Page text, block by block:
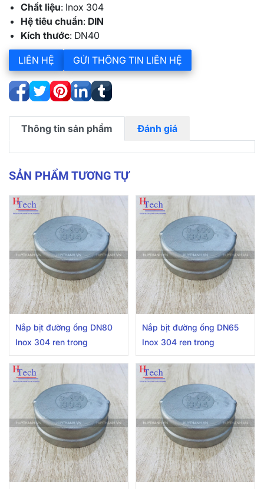
Chất liệu: Inox 304
Hệ tiêu chuẩn: DIN
Kích thước: DN40
LIÊN HỆ GỬI THÔNG TIN LIÊN HỆ
Thông tin sản phẩm Đánh giá
SẢN PHẨM TƯƠNG TỰ
Nắp bịt đường ống DN80
Inox 304 ren trong
Nắp bịt đường ống DN65
Inox 304 ren trong